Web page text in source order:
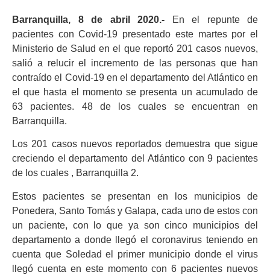
Barranquilla, 8 de abril 2020.- En el repunte de
pacientes con Covid-19 presentado este martes por el
Ministerio de Salud en el que reportó 201 casos nuevos,
salió a relucir el incremento de las personas que han
contraído el Covid-19 en el departamento del Atlántico en
el que hasta el momento se presenta un acumulado de
63 pacientes. 48 de los cuales se encuentran en
Barranquilla.
Los 201 casos nuevos reportados demuestra que sigue
creciendo el departamento del Atlántico con 9 pacientes
de los cuales , Barranquilla 2.
Estos pacientes se presentan en los municipios de
Ponedera, Santo Tomás y Galapa, cada uno de estos con
un paciente, con lo que ya son cinco municipios del
departamento a donde llegó el coronavirus teniendo en
cuenta que Soledad el primer municipio donde el virus
llegó cuenta en este momento con 6 pacientes nuevos